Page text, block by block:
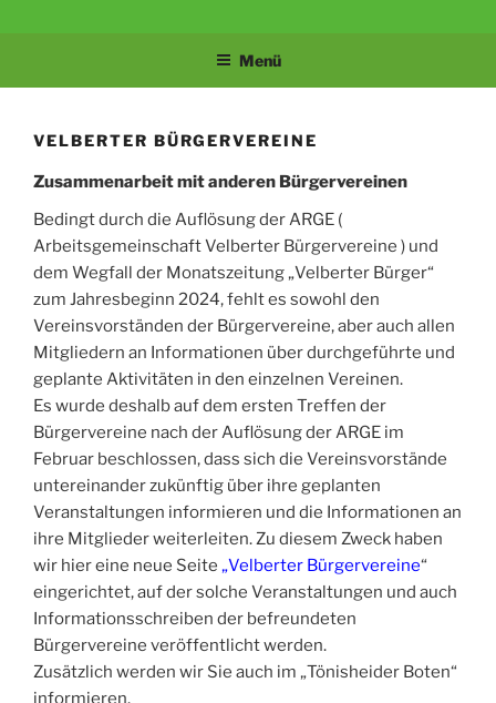
TÖNISHEIDE 1907
E.V.
Menü
VELBERTER BÜRGERVEREINE
Zusammenarbeit mit anderen Bürgervereinen
Bedingt durch die Auflösung der ARGE (
Arbeitsgemeinschaft Velberter Bürgervereine ) und
dem Wegfall der Monatszeitung „Velberter Bürger“
zum Jahresbeginn 2024, fehlt es sowohl den
Vereinsvorständen der Bürgervereine, aber auch allen
Mitgliedern an Informationen über durchgeführte und
geplante Aktivitäten in den einzelnen Vereinen.
Es wurde deshalb auf dem ersten Treffen der
Bürgervereine nach der Auflösung der ARGE im
Februar beschlossen, dass sich die Vereinsvorstände
untereinander zukünftig über ihre geplanten
Veranstaltungen informieren und die Informationen an
ihre Mitglieder weiterleiten. Zu diesem Zweck haben
wir hier eine neue Seite „Velberter Bürgervereine“
eingerichtet, auf der solche Veranstaltungen und auch
Informationsschreiben der befreundeten
Bürgervereine veröffentlicht werden.
Zusätzlich werden wir Sie auch im „Tönisheider Boten“
informieren.